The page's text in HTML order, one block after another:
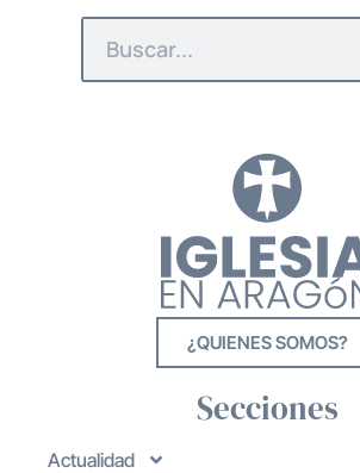
¿QUIENES SOMOS?
Secciones
Actualidad